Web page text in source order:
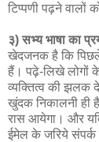
टिप्पणी पढ़ने वालों
३) सभ्य भाषा का
खेदजनक है कि पिछले
हैं। पढ़े-लिखे लोगों के
व्यक्तित्व की झलक
खुंदक निकालनी ही
रास आयेगा। और
ईमेल के जरिये